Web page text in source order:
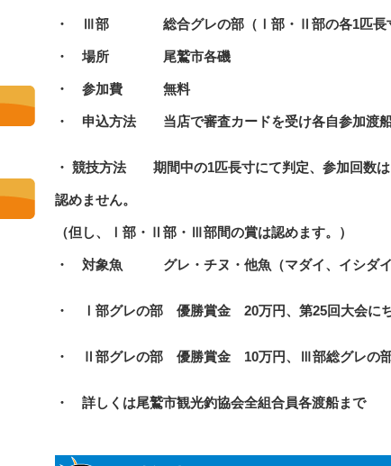
・ Ⅲ部 総合グレの部（Ⅰ部・Ⅱ部の各1匹長寸
・ 場所 尾鷲市各磯
・ 参加費 無料
・ 申込方法 当店で審査カードを受け各自参加渡
・ 競技方法 期間中の1匹長寸にて判定、参加回数
認めません。
（但し、Ⅰ部・Ⅱ部・Ⅲ部間の賞は認めます。）
・ 対象魚 グレ・チヌ・他魚（マダイ、イシダイ
・ Ⅰ部グレの部 優勝賞金 20万円、第25回大会にち
・ Ⅱ部グレの部 優勝賞金 10万円、Ⅲ部総グレの部
・ 詳しくは尾鷲市観光釣協会全組合員各渡船まで